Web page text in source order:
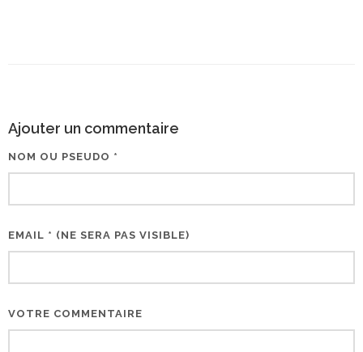
Ajouter un commentaire
NOM OU PSEUDO *
EMAIL * (NE SERA PAS VISIBLE)
VOTRE COMMENTAIRE